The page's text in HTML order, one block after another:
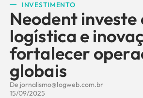
INVESTIMENTO
Neodent investe
logística e
fortalecer
globais
De jornalismo@logweb.com.br
15/09/2025